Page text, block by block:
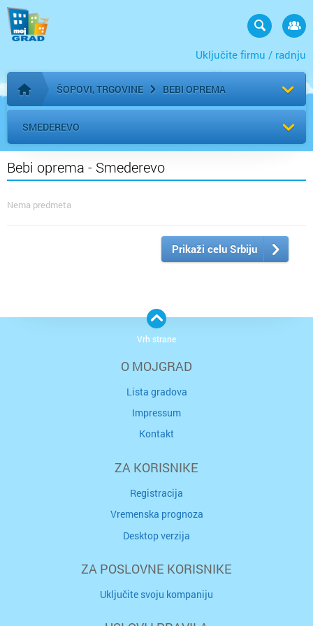
Uključite firmu / radnju
Početna stranica
ŠOPOVI, TRGOVINE BEBI OPREMA
SMEDEREVO
Bebi oprema - Smederevo
Nema predmeta
Prikaži celu Srbiju
O MOJGRAD
Lista gradova
Impressum
Kontakt
ZA KORISNIKE
Registracija
Vremenska prognoza
Desktop verzija
ZA POSLOVNE KORISNIKE
Uključite svoju kompaniju
Vrh strane